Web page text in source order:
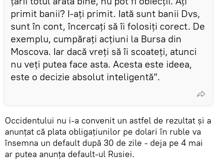
primit banii? I-ați primit. Iată sunt banii Dvs,
sunt în cont, încercați să îi folosiți corect. De
exemplu, cumpărați acțiuni la Bursa din
Moscova. Iar dacă vreți să îi scoateți, atunci
nu veți putea face asta. Acesta este ideea,
este o decizie absolut inteligentă”.
Occidentului nu i-a convenit un astfel de rezultat și a
anunțat că plata obligațiunilor pe dolari în ruble va
însemna un default după 30 de zile - deja pe 4 mai
ar putea anunța default-ul Rusiei.